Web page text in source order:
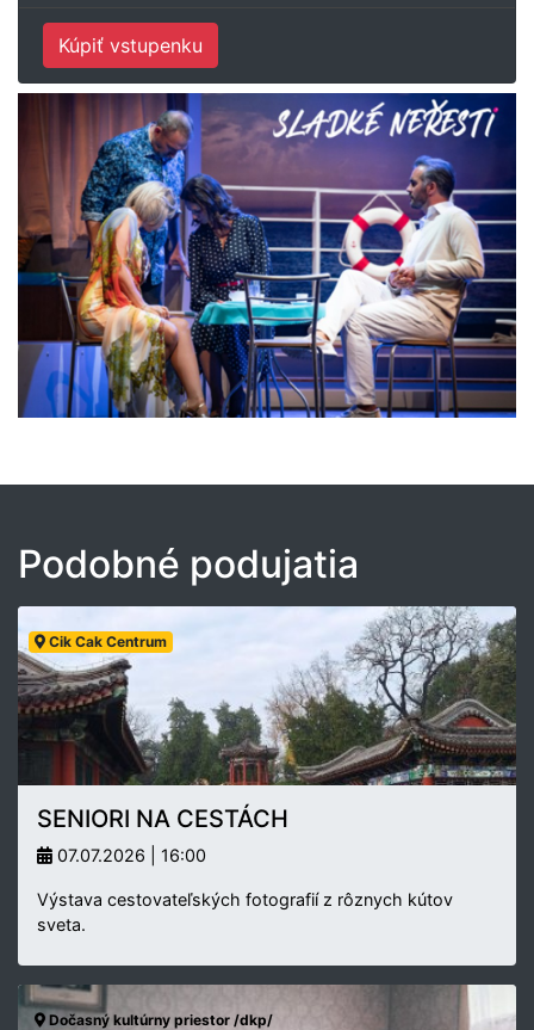
Kúpiť vstupenku
Podobné podujatia
Cik Cak Centrum
SENIORI NA CESTÁCH
07.07.2026 | 16:00
Výstava cestovateľských fotografií z rôznych kútov
sveta.
Dočasný kultúrny priestor /dkp/